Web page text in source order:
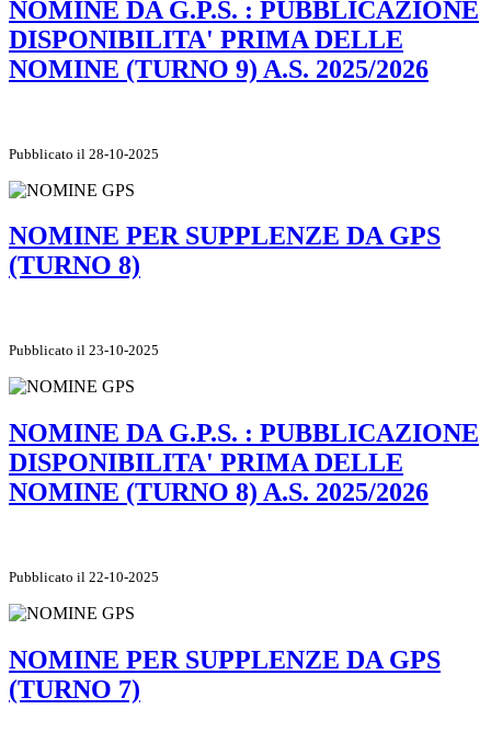
NOMINE DA G.P.S. : PUBBLICAZIONE
DISPONIBILITA' PRIMA DELLE
NOMINE (TURNO 9) A.S. 2025/2026
Pubblicato il 28-10-2025
NOMINE PER SUPPLENZE DA GPS
(TURNO 8)
Pubblicato il 23-10-2025
NOMINE DA G.P.S. : PUBBLICAZIONE
DISPONIBILITA' PRIMA DELLE
NOMINE (TURNO 8) A.S. 2025/2026
Pubblicato il 22-10-2025
NOMINE PER SUPPLENZE DA GPS
(TURNO 7)